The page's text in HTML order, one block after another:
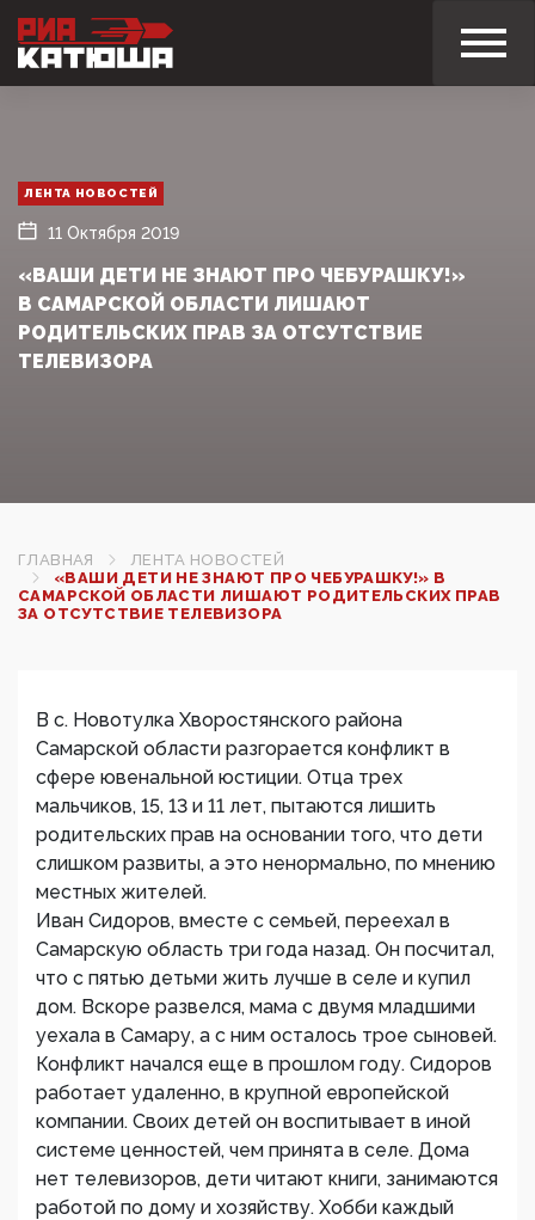
ЛЕНТА НОВОСТЕЙ
11 Октября 2019
«ВАШИ ДЕТИ НЕ ЗНАЮТ ПРО ЧЕБУРАШКУ!»
В САМАРСКОЙ ОБЛАСТИ ЛИШАЮТ
РОДИТЕЛЬСКИХ ПРАВ ЗА ОТСУТСТВИЕ
ТЕЛЕВИЗОРА
ГЛАВНАЯ
ЛЕНТА НОВОСТЕЙ
«ВАШИ ДЕТИ НЕ ЗНАЮТ ПРО ЧЕБУРАШКУ!» В
САМАРСКОЙ ОБЛАСТИ ЛИШАЮТ РОДИТЕЛЬСКИХ ПРАВ
ЗА ОТСУТСТВИЕ ТЕЛЕВИЗОРА
В с. Новотулка Хворостянского района
Самарской области разгорается конфликт в
сфере ювенальной юстиции. Отца трех
мальчиков, 15, 13 и 11 лет, пытаются лишить
родительских прав на основании того, что дети
слишком развиты, а это ненормально, по мнению
местных жителей.
Иван Сидоров, вместе с семьей, переехал в
Самарскую область три года назад. Он посчитал,
что с пятью детьми жить лучше в селе и купил
дом. Вскоре развелся, мама с двумя младшими
уехала в Самару, а с ним осталось трое сыновей.
Конфликт начался еще в прошлом году. Сидоров
работает удаленно, в крупной европейской
компании. Своих детей он воспитывает в иной
системе ценностей, чем принята в селе. Дома
нет телевизоров, дети читают книги, занимаются
работой по дому и хозяйству. Хобби каждый